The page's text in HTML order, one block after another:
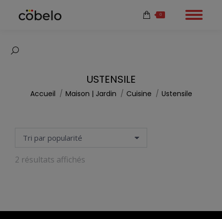
Recherche
0
USTENSILE
Vous êtes ici :
Accueil Maison | Jardin Cuisine Ustensile
2 résultats affichés